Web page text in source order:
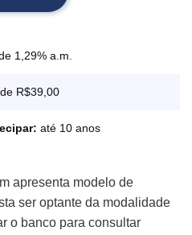
1,29% a.m.
R$39,00
até 10 anos
apresenta modelo de
ser optante da modalidade
o banco para consultar